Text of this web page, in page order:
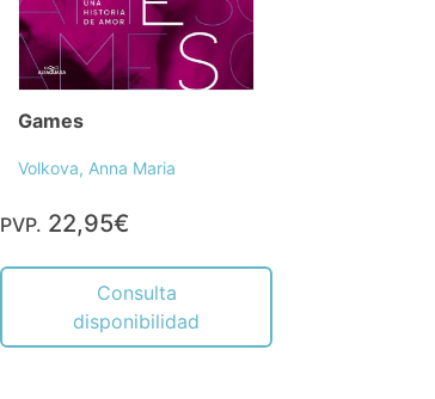
Games
Volkova, Anna Maria
PVP. 22,95€
Consulta
disponibilidad